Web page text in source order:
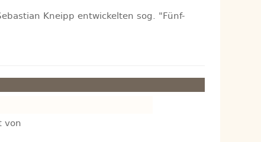
Kneipp entwickelten sog. "Fünf-
von